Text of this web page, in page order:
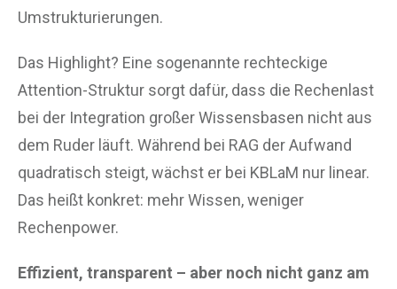
Umstrukturierungen.
Das Highlight? Eine sogenannte rechteckige
Attention-Struktur sorgt dafür, dass die Rechenlast
bei der Integration großer Wissensbasen nicht aus
dem Ruder läuft. Während bei RAG der Aufwand
quadratisch steigt, wächst er bei KBLaM nur linear.
Das heißt konkret: mehr Wissen, weniger
Rechenpower.
Effizient, transparent – aber noch nicht ganz am